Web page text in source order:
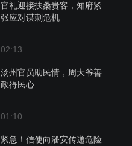
官礼迎接扶桑贵客，知府紧
张应对谋刺危机
02:13
汤州官员助民情，周大爷善
政得民心
01:10
紧急！信使向潘安传递危险